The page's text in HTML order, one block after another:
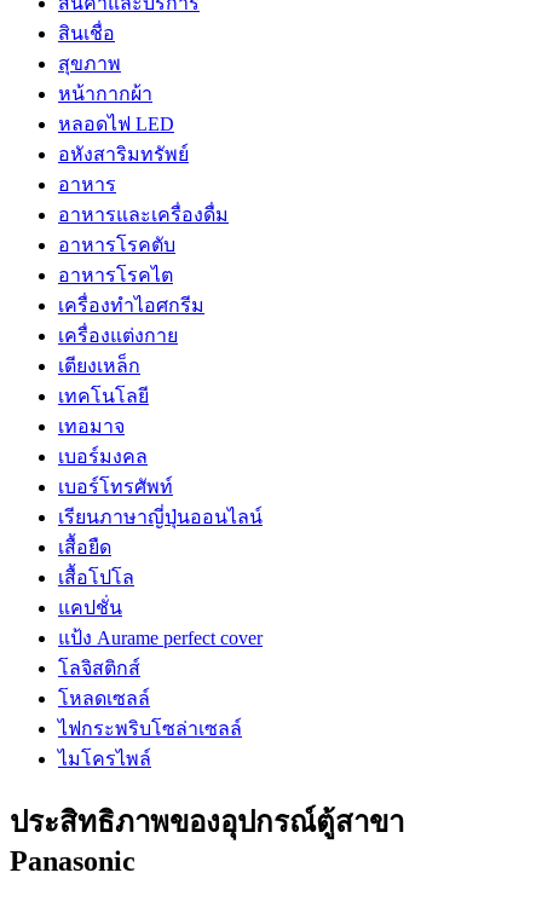
สินเชื่อ
สุขภาพ
หน้ากากผ้า
หลอดไฟ LED
อหังสาริมทรัพย์
อาหาร
อาหารและเครื่องดื่ม
อาหารโรคตับ
อาหารโรคไต
เครื่องทำไอศกรีม
เครื่องแต่งกาย
เตียงเหล็ก
เทคโนโลยี
เทอมาจ
เบอร์มงคล
เบอร์โทรศัพท์
เรียนภาษาญี่ปุ่นออนไลน์
เสื้อยืด
เสื้อโปโล
แคปชั่น
แป้ง Aurame perfect cover
โลจิสติกส์
โหลดเซลล์
ไฟกระพริบโซล่าเซลล์
ไมโครไพล์
ประสิทธิภาพของอุปกรณ์ตู้สาขา
Panasonic